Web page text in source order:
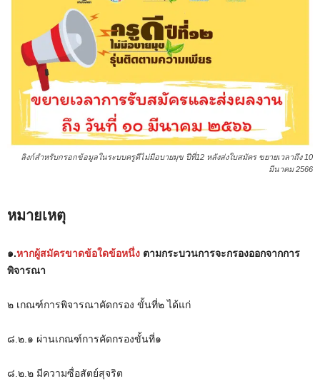
ลิงก์สำหรับกรอกข้อมูลในระบบครูดีไม่มีอบายมุข ปีที่12 หลังส่งใบสมัคร ขยายเวลาถึง 10
มีนาคม 2566
หมายเหตุ
๑.หากผู้สมัครขาดข้อใดข้อหนึ่ง ตามกระบวนการจะกรองออกจากการ
พิจารณา
๒ เกณฑ์การพิจารณาคัดกรอง ขั้นที่๒ ได้แก่
๘.๒.๑ ผ่านเกณฑ์การคัดกรองขั้นที่๑
๘.๒.๒ มีความซื่อสัตย์สุจริต